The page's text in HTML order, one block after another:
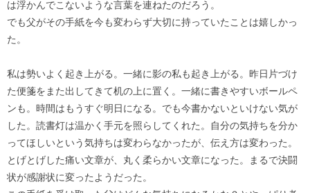
は浮かんでこないような言葉を連ねたのだろう。
でも父がその手紙を今も変わらず大切に持っていたことは嬉しかっ
た。
私は勢いよく起き上がる。一緒に影の私も起き上がる。昨日片づけ
た便箋をまた出してきて机の上に置く。一緒に書きやすいボールペ
ンも。時間はもうすぐ明日になる。でも今書かないといけない気が
した。読書灯は温かく手元を照らしてくれた。自分の気持ちを分か
ってほしいという気持ちは変わらなかったが、伝え方は変わった。
とげとげした痛い文章が、丸く柔らかい文章になった。まるで決闘
状が感謝状に変ったようだった。